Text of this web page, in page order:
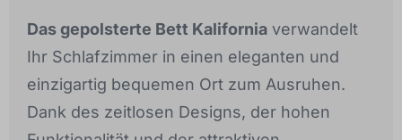
Das gepolsterte Bett Kalifornia verwandelt
Ihr Schlafzimmer in einen eleganten und
einzigartig bequemen Ort zum Ausruhen.
Dank des zeitlosen Designs, der hohen